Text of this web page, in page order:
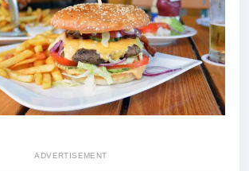
ADVERTISEMENT